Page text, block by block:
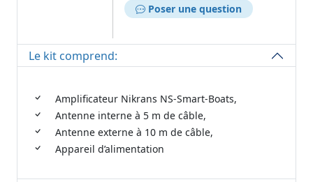
Poser une question
Le kit comprend:
Amplificateur Nikrans NS-Smart-Boats,
Antenne interne à 5 m de câble,
Antenne externe à 10 m de câble,
Appareil d’alimentation